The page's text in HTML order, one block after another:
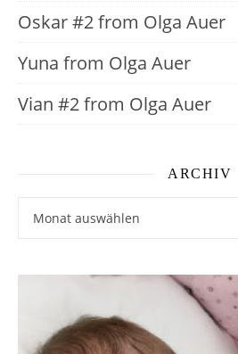
Oskar #2 from Olga Auer
Yuna from Olga Auer
Vian #2 from Olga Auer
ARCHIV